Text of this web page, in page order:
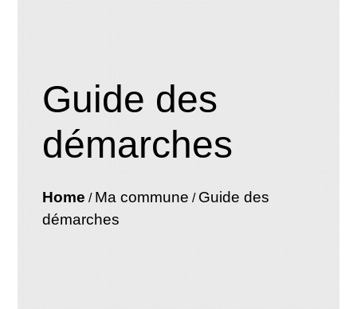
Guide des
démarches
Home / Ma commune / Guide des
démarches